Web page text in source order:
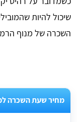
שיכול להיות
השכרה של מנוף הרמה קטן
מחיר שעת השכרה